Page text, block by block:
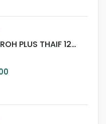
PLUS THAIF 12